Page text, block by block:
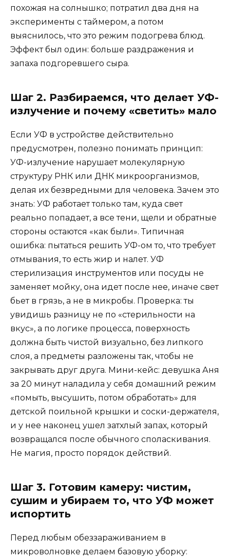
похожая на солнышко; потратил два дня на
эксперименты с таймером, а потом
выяснилось, что это режим подогрева блюд.
Эффект был один: больше раздражения и
запаха подгоревшего сыра.
Шаг 2. Разбираемся, что делает УФ-
излучение и почему «светить» мало
Если УФ в устройстве действительно
предусмотрен, полезно понимать принцип:
УФ-излучение нарушает молекулярную
структуру РНК или ДНК микроорганизмов,
делая их безвредными для человека. Зачем это
знать: УФ работает только там, куда свет
реально попадает, а все тени, щели и обратные
стороны остаются «как были». Типичная
ошибка: пытаться решить УФ-ом то, что требует
отмывания, то есть жир и налет. УФ
стерилизация инструментов или посуды не
заменяет мойку, она идет после нее, иначе свет
бьет в грязь, а не в микробы. Проверка: ты
увидишь разницу не по «стерильности на
вкус», а по логике процесса, поверхность
должна быть чистой визуально, без липкого
слоя, а предметы разложены так, чтобы не
закрывать друг друга. Мини-кейс: девушка Аня
за 20 минут наладила у себя домашний режим
«помыть, высушить, потом обработать» для
детской поильной крышки и соски-держателя,
и у нее наконец ушел затхлый запах, который
возвращался после обычного споласкивания.
Не магия, просто порядок действий.
Шаг 3. Готовим камеру: чистим,
сушим и убираем то, что УФ может
испортить
Перед любым обеззараживанием в
микроволновке делаем базовую уборку: